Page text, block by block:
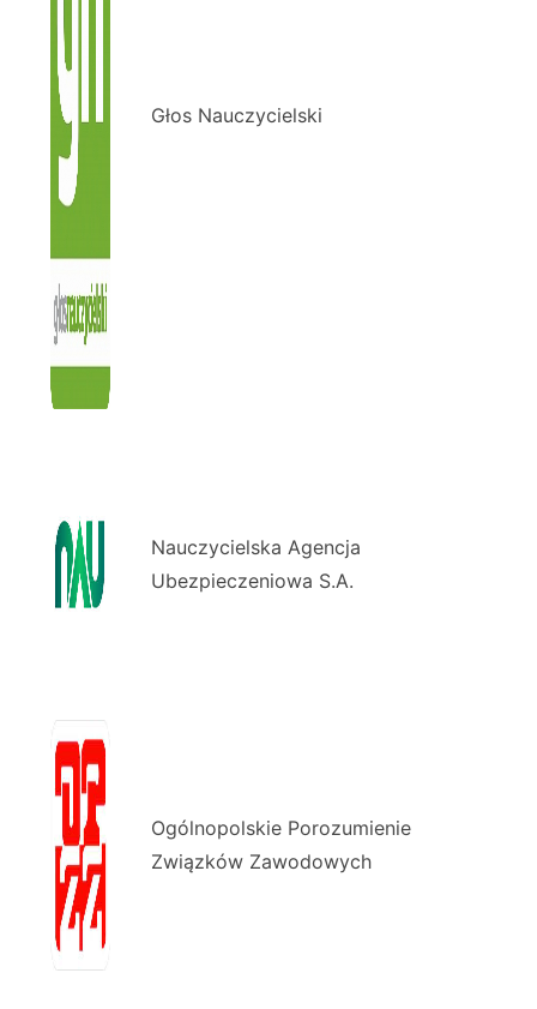
Głos Nauczycielski
Nauczycielska Agencja
Ubezpieczeniowa S.A.
Ogólnopolskie Porozumienie
Związków Zawodowych